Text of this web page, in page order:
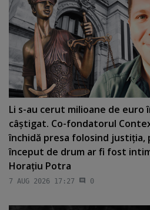
Li s-au cerut milioane de euro
câştigat. Co-fondatorul
închidă presa folosind
început de drum ar fi fost
Horaţiu Potra
7 AUG 2026 17:27 0